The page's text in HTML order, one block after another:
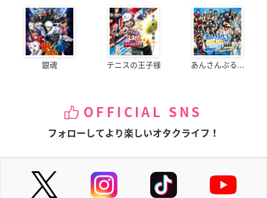
銀魂 テニスの王子様 あんさんぶる...
OFFICIAL SNS
フォローしてより楽しいオタクライフ！